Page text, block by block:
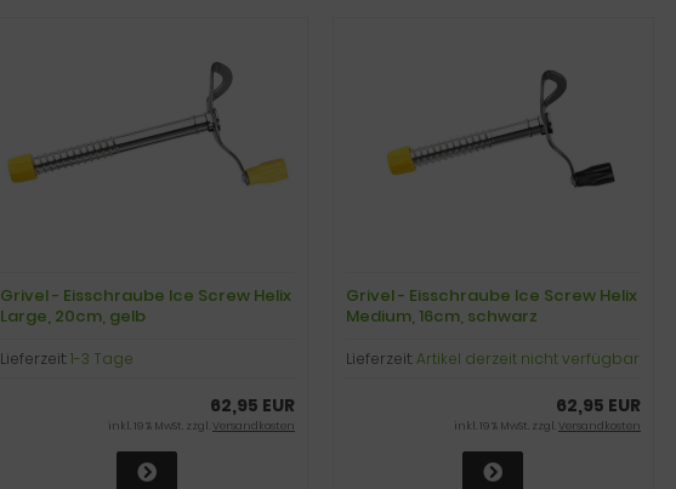
Grivel - Eisschraube Ice Screw Helix
Large, 20cm, gelb
Lieferzeit:1-3 Tage
62,95 EUR
inkl. 19 % MwSt. zzgl.Versandkosten
Grivel - Eisschraube Ice Screw Helix
Medium, 16cm, schwarz
Lieferzeit:Artikel derzeit nicht verfügbar
62,95 EUR
inkl. 19 % MwSt. zzgl.Versandkosten